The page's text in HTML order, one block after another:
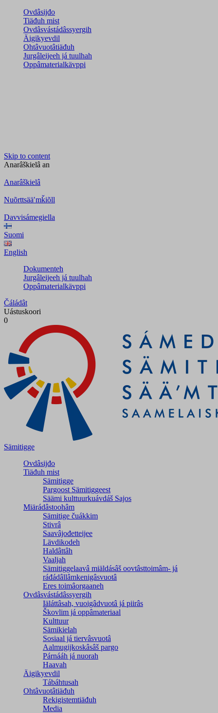
Ovdâsijđo
Tiäđuh mist
Ovdâsvástádâssyergih
Äigikyevdil
Ohtâvuotâtiäđuh
Jurgâleijeeh já tuulhah
Oppâmaterialkävppi
Skip to content
Anarâškielâ an
Anarâškielâ
Nuõrttsääʹmǩiõll
Davvisámegiella
Suomi
English
Dokumenteh
Jurgâleijeeh já tuulhah
Oppâmaterialkävppi
Čáládât
Uástuskoori
0
Sämitigge
Ovdâsijđo
Tiäđuh mist
Sämitigge
Pargoost Sämitiggeest
Säämi kulttuurkuávdáš Sajos
Miärádâstoohâm
Sämitige čuákkim
Stivrâ
Saavâjođetteijee
Lävdikodeh
Haldâttâh
Vaaljah
Sämitiggelaavâ miäldásâš oovtâsttoimâm- já
ráđádâllâmkenigâsvuotâ
Eres toimâorgaaneh
Ovdâsvástádâssyergih
Iäláttâsah, vuoigâdvuotâ já piirâs
Škovlim já oppâmateriaal
Kulttuur
Sämikielah
Sosiaal já tiervâsvuotâ
Aalmugijkoskâsâš pargo
Párnááh já nuorah
Haavah
Äigikyevdil
Tábáhtusah
Ohtâvuotâtiäđuh
Rekigistemtiäđuh
Media